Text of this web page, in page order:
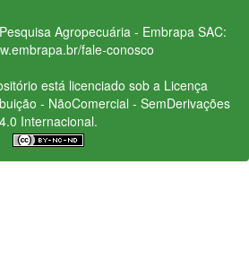
Agropecuária - Embrapa SAC:
fale-conosco
está licenciado sob a Licença
- NãoComercial - SemDerivações
4.0 Internacional.